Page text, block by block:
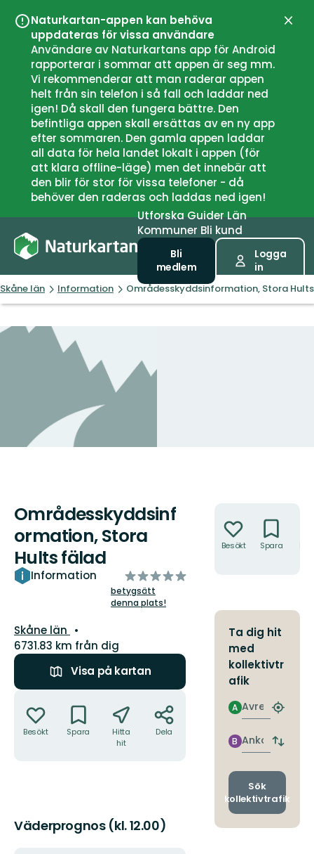
Naturkartan-appen kan behöva
uppdateras för vissa användare
Användare av Naturkartans app för Android
rapporterar i sommar att appen är seg mm.
Vi rekommenderar att man raderar appen
helt från sin telefon i så fall och laddar ned
igen! Då skall den fungera bättre. Den
befintliga appen skall ersättas av en ny app
efter sommaren. Den gamla appen laddar
all data för hela landet lokalt i appen (för
att klara offline-läge) men det innebär att
den blir för stor för vissa telefoner - då
behöver den raderas och laddas ned igen!
UtforskaGuiderLän
Kommuner Bli kund
Bli
medlem
Logga
in
Skåne län Information Områdesskyddsinformation, Stora
Områdesskyddsinf
ormation, Stora
Hults fälad
Information
av
5
stjärnor
betygsätt
denna plats!
Län:
Skåne län
6731.83 km från dig
Visa på kartan
Besökt Spara
Hitta
hit
Dela
Väderprognos (kl. 12.00)
Besökt Spara
Ta dig hit
med
kollektivtr
afik
Avresa
A
Hitta
Ankomst
B
Byt
och
Sök
kollektivtrafik